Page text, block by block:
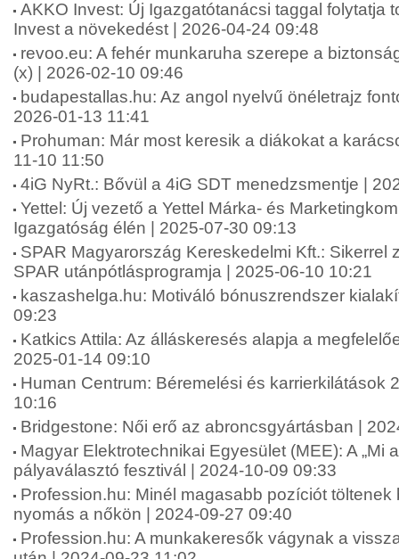
AKKO Invest: Új Igazgatótanácsi taggal folytatja
Invest a növekedést | 2026-04-24 09:48
revoo.eu: A fehér munkaruha szerepe a
(x) | 2026-02-10 09:46
budapestallas.hu: Az angol nyelvű önéletrajz
2026-01-13 11:41
Prohuman: Már most keresik a diákokat a
11-10 11:50
4iG NyRt.: Bővül a 4iG SDT menedzsmentje |
Yettel: Új vezető a Yettel Márka- és
Igazgatóság élén | 2025-07-30 09:13
SPAR Magyarország Kereskedelmi Kft.: Sikerrel
SPAR utánpótlásprogramja | 2025-06-10 10:21
kaszashelga.hu: Motiváló bónuszrendszer
09:23
Katkics Attila: Az álláskeresés alapja a
2025-01-14 09:10
Human Centrum: Béremelési és karrierkilátások
10:16
Bridgestone: Női erő az abroncsgyártásban |
Magyar Elektrotechnikai Egyesület (MEE): A „Mi
pályaválasztó fesztivál | 2024-10-09 09:33
Profession.hu: Minél magasabb pozíciót
nyomás a nőkön | 2024-09-27 09:40
Profession.hu: A munkakeresők vágynak a